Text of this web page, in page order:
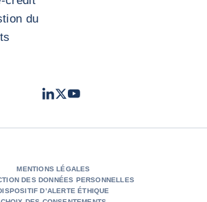
du
LinkedIn
TwitterYoutube
MENTIONS LÉGALES
DES DONNÉES PERSONNELLES
D’ALERTE ÉTHIQUE